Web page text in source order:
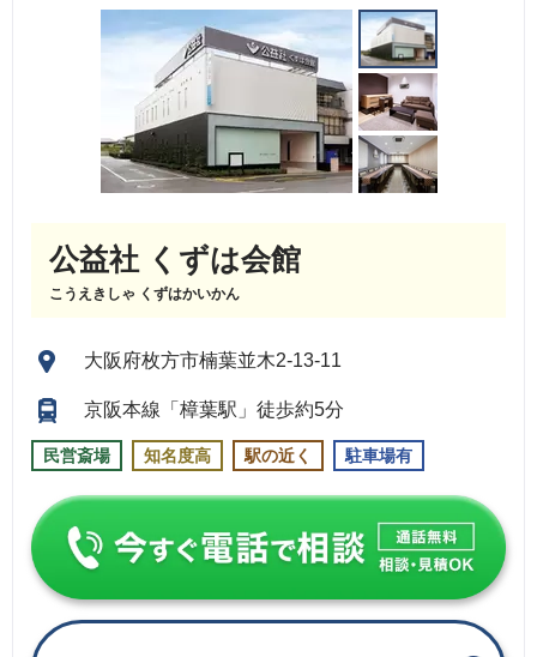
公益社 くずは会館
こうえきしゃ くずはかいかん
大阪府枚方市楠葉並木2-13-11
京阪本線「樟葉駅」徒歩約5分
民営斎場 知名度高 駅の近く 駐車場有